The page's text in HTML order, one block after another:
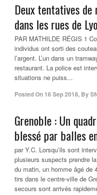
Deux tentatives
dans les rues de
PAR MATHILDE RÉGIS 1
individus ont sorti des
l’argent. L’un dans un
restaurant. La police est
situations ne puiss...
Posted On 16 Sep 2018, By
Grenoble : Un
blessé par balles
par Y.C. Lorsqu’ils sont
plusieurs suspects prendre
du matin, un homme âgé de
tirs dans le centre-ville de
secours sont arrivés